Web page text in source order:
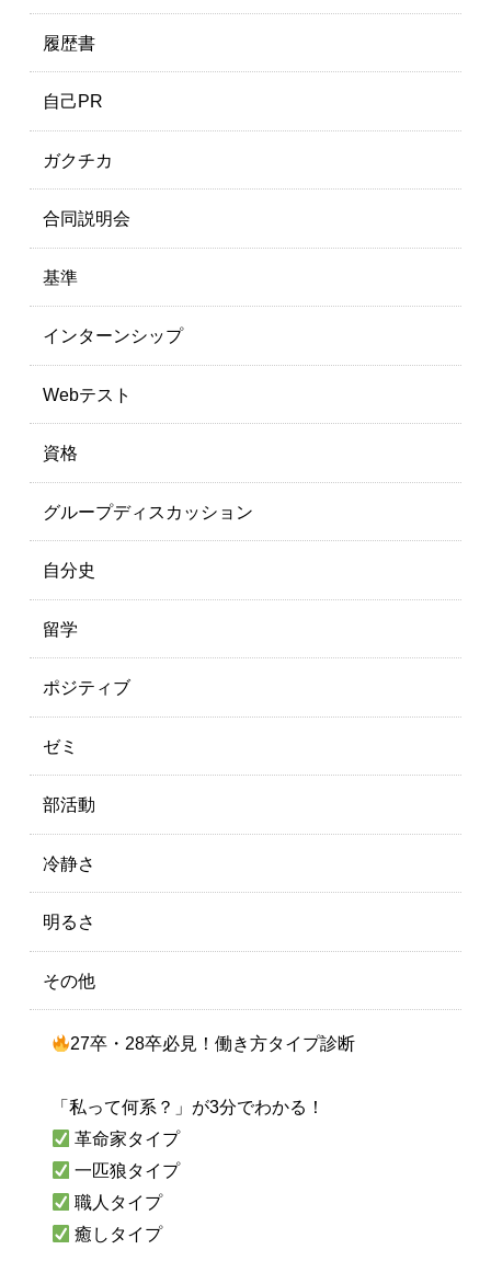
履歴書
自己PR
ガクチカ
合同説明会
基準
インターンシップ
Webテスト
資格
グループディスカッション
自分史
留学
ポジティブ
ゼミ
部活動
冷静さ
明るさ
その他
27卒・28卒必見！働き方タイプ診断
「私って何系？」が3分でわかる！
革命家タイプ
一匹狼タイプ
職人タイプ
癒しタイプ